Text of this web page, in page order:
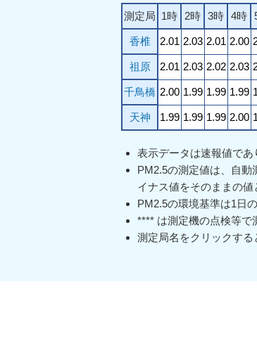
測定局 1時 2時 3時 4時
香椎 2.01 2.03 2.01 2.00
祖原 2.01 2.03 2.02 2.03
千鳥橋 2.00 1.99 1.99 1.99
天神 1.99 1.99 1.99 2.00
表示データは速報値であ
PM2.5の測定値は、自
イナス値をそのままの値
PM2.5の環境基準は1日
**** は測定機の点検等で
測定局名をクリックする